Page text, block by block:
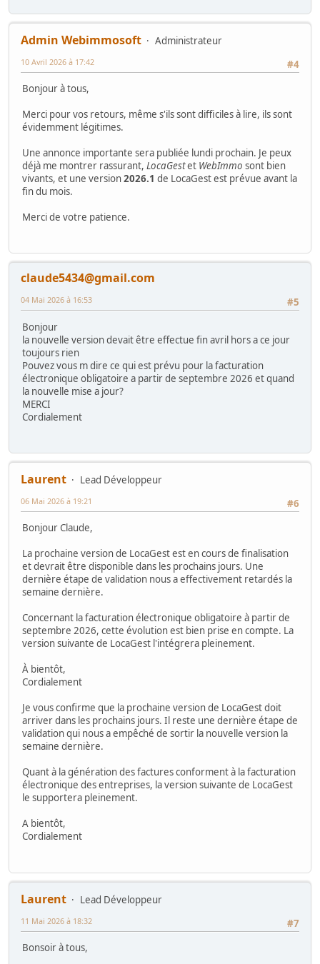
Admin Webimmosoft
Administrateur
#4
10 Avril 2026 à 17:42
Bonjour à tous,
Merci pour vos retours, même s'ils sont difficiles à lire, ils sont
évidemment légitimes.
Une annonce importante sera publiée lundi prochain. Je peux
déjà me montrer rassurant, LocaGestet WebImmo sont bien
vivants, et une version2026.1 de LocaGest est prévue avant la
fin du mois.
Merci de votre patience.
claude5434@gmail.com
#5
04 Mai 2026 à 16:53
Bonjour
la nouvelle version devait être effectue fin avril hors a ce jour
toujours rien
Pouvez vous m dire ce qui est prévu pour la facturation
électronique obligatoire a partir de septembre 2026 et quand
la nouvelle mise a jour?
MERCI
Cordialement
Laurent
Lead Développeur
#6
06 Mai 2026 à 19:21
Bonjour Claude,
La prochaine version de LocaGest est en cours de finalisation
et devrait être disponible dans les prochains jours. Une
dernière étape de validation nous a effectivement retardés la
semaine dernière.
Concernant la facturation électronique obligatoire à partir de
septembre 2026, cette évolution est bien prise en compte. La
version suivante de LocaGest l'intégrera pleinement.
À bientôt,
Cordialement
Je vous confirme que la prochaine version de LocaGest doit
arriver dans les prochains jours. Il reste une dernière étape de
validation qui nous a empêché de sortir la nouvelle version la
semaine dernière.
Quant à la génération des factures conforment à la facturation
électronique des entreprises, la version suivante de LocaGest
le supportera pleinement.
A bientôt,
Cordialement
Laurent
Lead Développeur
#7
11 Mai 2026 à 18:32
Bonsoir à tous,